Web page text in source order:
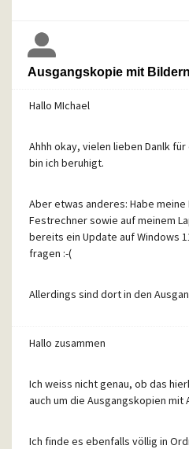
Ich weiss überhaupt nicht, wo ich
Hat jemand einen Tipp?
LG, Ute
Ausgangskopie mit
Hallo MIchael
Ahhh okay, vielen lieben Danlk
bin ich beruhigt.
Aber etwas anderes: Habe
Festrechner sowie auf meinem
bereits ein Update auf Windows
fragen :-(
Allerdings sind dort in den
der Mail - wie gehabt -
Windows 10 jedenfalls bekomme
angezeigt.
Hallo zusammen
Ich weiss nicht genau, ob das
auch um die Ausgangskopien mit
Ich finde es ebenfalls völlig in